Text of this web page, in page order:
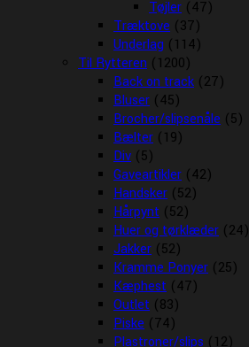
Tøjler (47)
Træktove (37)
Underlag (114)
Til Rytteren (1200)
Back on track (27)
Bluser (45)
Brocher/slipsenåle (5)
Bælter (19)
Div (5)
Gaveartikler (42)
Handsker (52)
Hårpynt (52)
Huer og tørklæder (24)
Jakker (52)
Kramme Ponyer (25)
Kæphest (47)
Outlet (83)
Piske (74)
Plastroner/slips (12)